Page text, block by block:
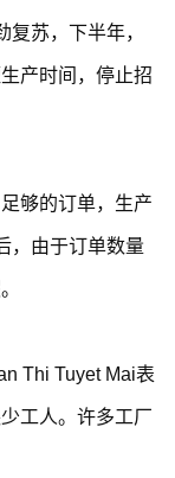
苏，下半年，
产时间，停止招
够的订单，生产
，由于订单数量
Thi Tuyet Mai表
工人。许多工厂